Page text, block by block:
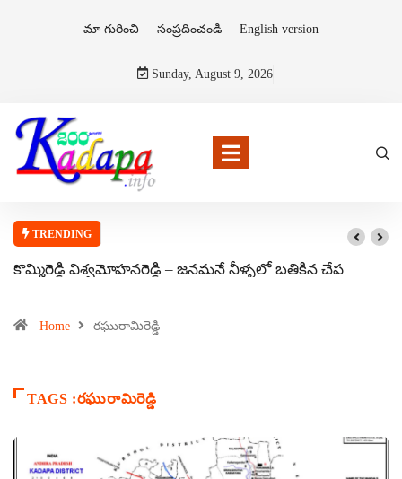
మా గురించి సంప్రదించండి English version
Sunday, August 9, 2026
TRENDING
కొమ్మిరెడ్డి విశ్వమోహనరెడ్డి – జనమనే నీళ్ళలో బతికిన చేప
Home రఘురామిరెడ్డి
TAGS :రఘురామిరెడ్డి